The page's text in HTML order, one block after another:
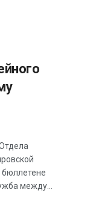
между...